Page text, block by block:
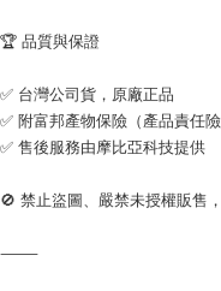
🏆 品質與保證
✅ 台灣公司貨，原廠正品
✅ 附富邦產物保險（產品責任險
✅ 售後服務由摩比亞科技提供
🚫 禁止盜圖、嚴禁未授權販售
⸻